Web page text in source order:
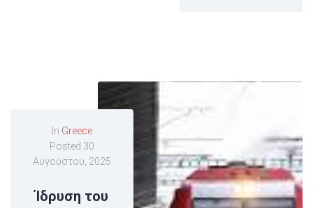
In Greece
Posted 30
Αυγούστου, 2025
Ίδρυση του